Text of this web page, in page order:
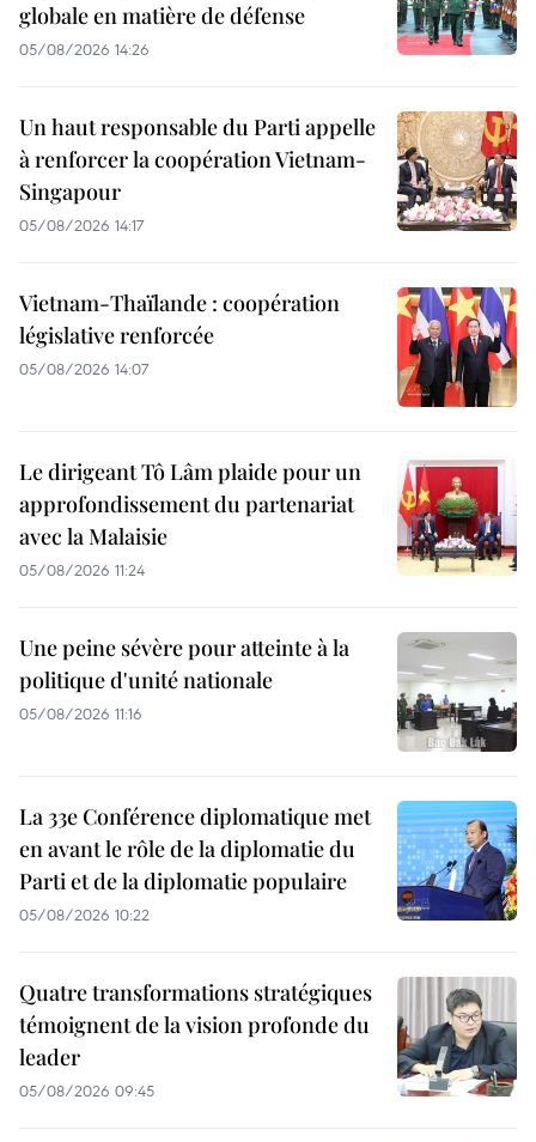
globale en matière de défense
05/08/2026 14:26
Un haut responsable du Parti appelle
à renforcer la coopération Vietnam-
Singapour
05/08/2026 14:17
Vietnam-Thaïlande : coopération
législative renforcée
05/08/2026 14:07
Le dirigeant Tô Lâm plaide pour un
approfondissement du partenariat
avec la Malaisie
05/08/2026 11:24
Une peine sévère pour atteinte à la
politique d'unité nationale
05/08/2026 11:16
La 33e Conférence diplomatique met
en avant le rôle de la diplomatie du
Parti et de la diplomatie populaire
05/08/2026 10:22
Quatre transformations stratégiques
témoignent de la vision profonde du
leader
05/08/2026 09:45